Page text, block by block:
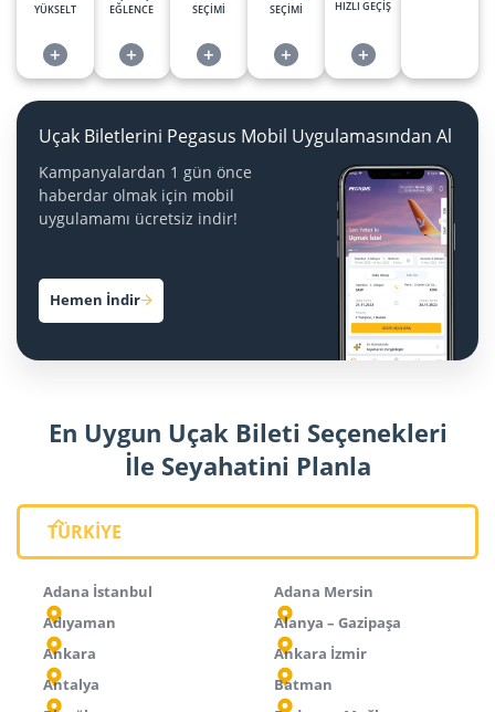
EĞLENCE
+
YÜKSELT
+
SEÇİMİ
+
SEÇİMİ
+
HIZLI GEÇİŞ
+
Uçak Biletlerini Pegasus Mobil Uygulamasından Al
Kampanyalardan 1 gün önce
haberdar olmak için mobil
uygulamamı ücretsiz indir!
Hemen İndir
En Uygun Uçak Bileti Seçenekleri
İle Seyahatini Planla
TÜRKİYE
Adana İstanbul
Adana Mersin
Adıyaman
Alanya – Gazipaşa
Ankara
Ankara İzmir
Antalya
Batman